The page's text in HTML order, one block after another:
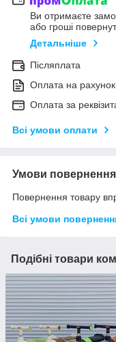
Ви отримаєте
або гроші
Детальніше
Післяплата
Оплата на рахунок
Оплата за
Всі умови оплати
Умови повернення
Повернення товару
Всі умови
Подібні товари